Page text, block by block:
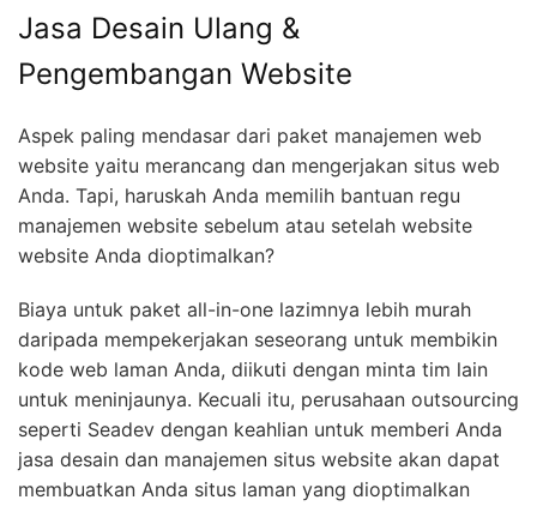
Jasa Desain Ulang &
Pengembangan Website
Aspek paling mendasar dari paket manajemen web
website yaitu merancang dan mengerjakan situs web
Anda. Tapi, haruskah Anda memilih bantuan regu
manajemen website sebelum atau setelah website
website Anda dioptimalkan?
Biaya untuk paket all-in-one lazimnya lebih murah
daripada mempekerjakan seseorang untuk membikin
kode web laman Anda, diikuti dengan minta tim lain
untuk meninjaunya. Kecuali itu, perusahaan outsourcing
seperti Seadev dengan keahlian untuk memberi Anda
jasa desain dan manajemen situs website akan dapat
membuatkan Anda situs laman yang dioptimalkan